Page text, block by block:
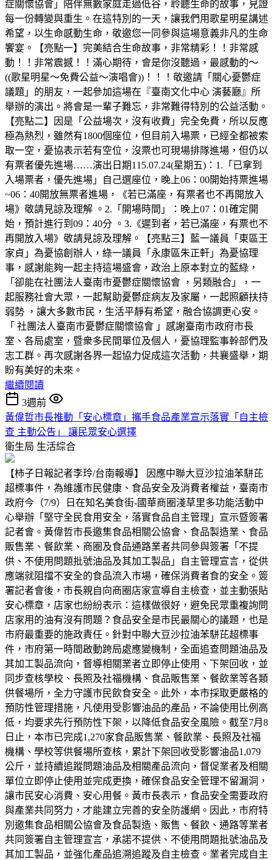
症關懷協會」陪伴無數家庭走過低谷，聆聽生命的故事，見證
每一份轉變與重生。在這特別的一天，讓我們用歌星明星講述
希望，以生命感動生命，敬邀您一同參與這場意義非凡的生命
饗宴。【亮點一】完美結合生命故事，非常精彩！！非常感
動！！非常震撼！！滿心期待，會是你沒聽過，最感動的～
((歌星明星～免費公益～演唱會))！！！敬邀請「關心憂鬱症
議題」的朋友，一起參加這場在『臺南文化中心 演藝廳』所
舉辦的演出。將會是一輩子難忘，非常難得特別的公益活動。
【亮點二】因是「公益場次，沒有收費」完全免費，所以反應
極為熱烈，雖然有1800個座位，但目前入場票，已經全都被索
取一空，憂協表示若有空位，沒票也可現場排隊進場，但仍以
有票者優先進場……演出日期115.07.24(星期五)：1.「已拿到
入場票者，優先進場」自己選座位，晚上06：00開始持票進場
~06：40開放無票者進場，《若已滿座，有票者也不再開放入
場》敬請見諒及理解 。2.「開場時間」：晚上07：01確定開
始，預計進行到09：40分 。3.《遲到者，若已滿座，有票也不
再開放入場》敬請見諒及理解。【亮點三】藍一議員「東區王
家貞」為憂協創辦人，綠一議員「永康區朱正軒」為憂協理
事，感謝能夠一起主持這場盛會，政治上原本對立的藍綠，
「卻能在社團法人臺南市憂鬱症關懷協會 ，另類融合」，一
起服務社會大眾，一起幫助憂鬱症病友及家屬，一起照顧扶持
弱勢 ，讓大多數市民，生活平靜有希望，融合協調更心安。
「 社團法人臺南市憂鬱症關懷協會 」感謝臺南市政府市長
室、各局處室，暨衆多民間單位及個人，憂協理監事幹部們及
志工群。再次感謝各界一起協力促成這次活動，共襄盛舉，期
盼有美好的未來。
繼續閱讀
3週前
黃偉哲市長推動「安心標章」攜手食品產業宣示落實「自主檢
查 主動公告」 讓民眾安心選擇
衛生局 生活綜合
【柿子日報記者李玲/台南報導】 因應中聯大豆沙拉油苯駢芘
超標事件，為維護市民健康、食品安全及消費者權益，臺南市
政府今（7/9）日在知名美食街-國華商圈淺草里多功能活動中
心舉辦「堅守全民食用安全，落實食品自主管理」宣示暨簽署
記者會。黃偉哲市長邀集食品相關公協會、食品製造業、食品
販售業、餐飲業、商圈及食品通路業者共同參與簽署「不提
供、不使用問題批號油品及其加工製品」自主管理宣言，從供
應端就阻擋不安全的食品流入市場，確保消費者食的安全。簽
署記者會後，市長親自向商圈店家宣導自主檢查，並主動張貼
安心標章，店家也紛紛表示：這樣做很好，避免民眾重複詢問
店家用的油有沒有問題？食品安全是市民最關心的議題，也是
市府最重要的施政責任。針對中聯大豆沙拉油苯駢芘超標事
件，市府第一時間啟動跨局處應變機制，全面追查問題油品及
其加工製品流向，督導相關業者立即停止使用、下架回收，並
同步查核學校、長照及社福機構、食品販售業、餐飲業等各類
供餐場所，全力守護市民飲食安全。此外，本市採取更嚴格的
預防性管理措施，凡使用受影響油品的產品，不論使用比例高
低，均要求先行預防性下架，以降低食品安全風險。截至7月8
日止，本市已完成1,270家食品販售業、餐飲業、長照及社福
機構、學校等供餐場所查核，累計下架回收受影響油品1,079
公斤，並持續追蹤問題油品及相關產品流向，督促業者及相關
單位立即停止使用並完成更換，確保食品安全管理不留漏洞，
讓市民安心消費、安心用餐。黃市長表示，食品安全需要政府
與產業共同努力，才能建立完善的安全防護網。因此，市府特
別邀集食品相關公協會及食品製造、販售、餐飲、通路等業者
共同簽署自主管理宣言，承諾不提供、不使用問題批號油品及
其加工製品，並強化產品追溯追蹤及自主檢查。業者完成自主